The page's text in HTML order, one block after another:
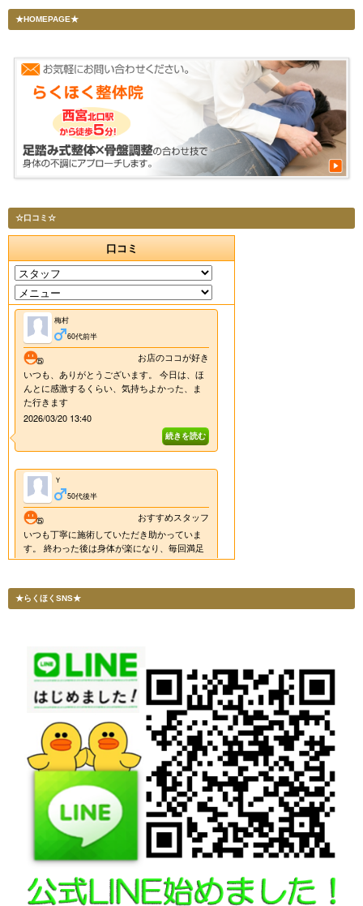
★HOMEPAGE★
☆口コミ☆
★らくほくSNS★